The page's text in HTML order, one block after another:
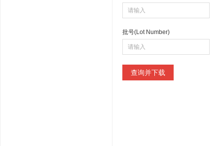
批号(Lot Number)
查询并下载